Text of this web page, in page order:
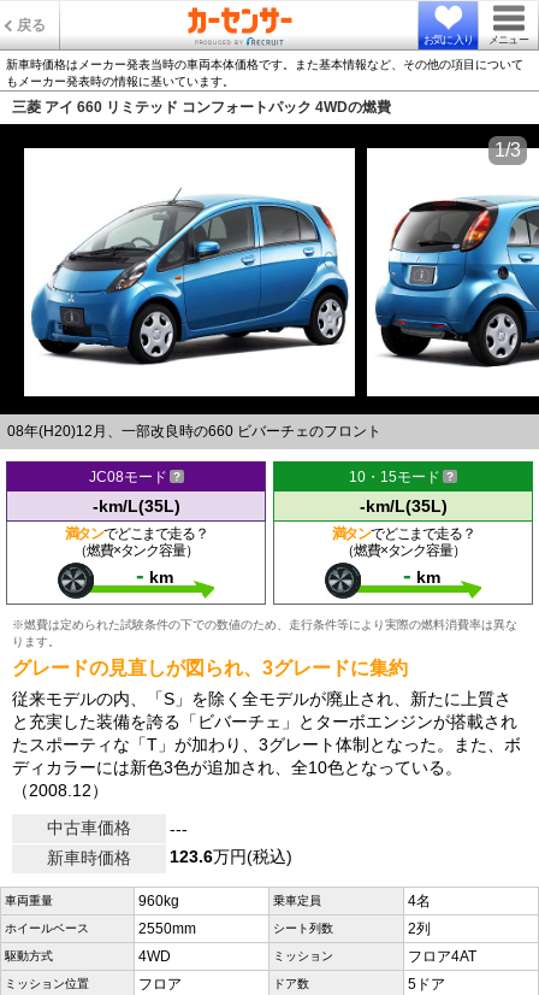
戻る
お気に入り メニュー
新車時価格はメーカー発表当時の車両本体価格です。また基本情報など、その他の項目について
もメーカー発表時の情報に基いています。
三菱 アイ 660 リミテッド コンフォートパック 4WDの燃費
08年(H20)12月、一部改良時の660 ビバーチェのフロント
1/3
JC08モード
-km/L(35L)
満タンでどこまで走る？
（燃費×タンク容量）
- km
10・15モード
-km/L(35L)
満タンでどこまで走る？
（燃費×タンク容量）
- km
※燃費は定められた試験条件の下での数値のため、走行条件等により実際の燃料消費率は異な
ります。
グレードの見直しが図られ、3グレードに集約
従来モデルの内、「S」を除く全モデルが廃止され、新たに上質さ
と充実した装備を誇る「ビバーチェ」とターボエンジンが搭載され
たスポーティな「T」が加わり、3グレート体制となった。また、ボ
ディカラーには新色3色が追加され、全10色となっている。
（2008.12）
中古車価格
---
新車時価格
123.6万円(税込)
車両重量 960kg 乗車定員 4名
ホイールベース 2550mm シート列数 2列
駆動方式 4WD ミッション フロア4AT
ミッション位置 フロア ドア数 5ドア